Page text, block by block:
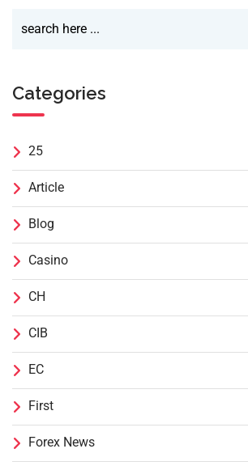
Categories
25
Article
Blog
Casino
CH
CIB
EC
First
Forex News